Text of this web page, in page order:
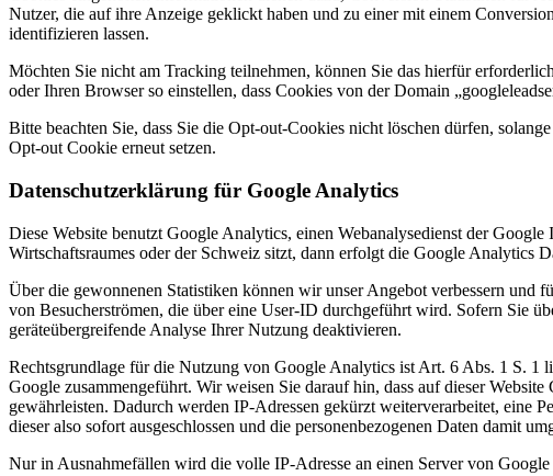
Nutzer, die auf ihre Anzeige geklickt haben und zu einer mit einem
identifizieren lassen.
Möchten Sie nicht am Tracking teilnehmen, können Sie das hierfür
oder Ihren Browser so einstellen, dass Cookies von der Domain
Bitte beachten Sie, dass Sie die Opt-out-Cookies nicht löschen dürfen,
Opt-out Cookie erneut setzen.
Datenschutzerklärung für Google Analytics
Diese Website benutzt Google Analytics, einen Webanalysedienst der
Wirtschaftsraumes oder der Schweiz sitzt, dann erfolgt die Google
Über die gewonnenen Statistiken können wir unser Angebot verbessern und
von Besucherströmen, die über eine User-ID durchgeführt wird. Sofern Sie
geräteübergreifende Analyse Ihrer Nutzung deaktivieren.
Rechtsgrundlage für die Nutzung von Google Analytics ist Art. 6 Abs. 1 S.
Google zusammengeführt. Wir weisen Sie darauf hin, dass auf dieser
gewährleisten. Dadurch werden IP-Adressen gekürzt weiterverarbeitet, eine
dieser also sofort ausgeschlossen und die personenbezogenen Daten damit
Nur in Ausnahmefällen wird die volle IP-Adresse an einen Server von